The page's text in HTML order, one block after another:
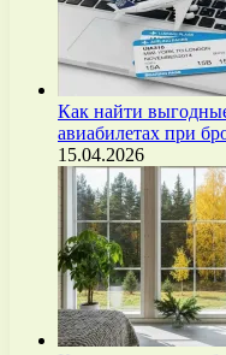
Как найти
авиабилетах при
15.04.2026